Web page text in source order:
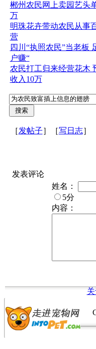
郴州农民网上卖园艺头
万
明珠花卉带动农民从事
营
四川“执照农民”当老板
户赚“
农民打工归来经营花木
收入10万
［发帖子］［写日志］
发表评论
姓名：
5分
内容：